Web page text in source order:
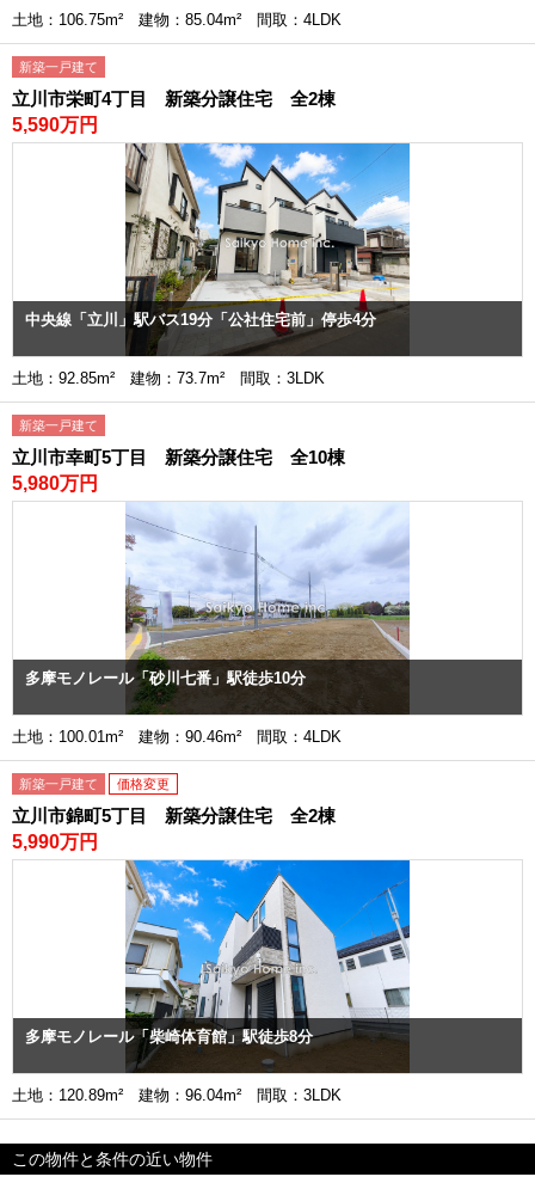
土地：106.75m² 建物：85.04m² 間取：4LDK
新築一戸建て
立川市栄町4丁目 新築分譲住宅 全2棟
5,590万円
中央線「立川」駅バス19分「公社住宅前」停歩4分
土地：92.85m² 建物：73.7m² 間取：3LDK
新築一戸建て
立川市幸町5丁目 新築分譲住宅 全10棟
5,980万円
多摩モノレール「砂川七番」駅徒歩10分
土地：100.01m² 建物：90.46m² 間取：4LDK
新築一戸建て 価格変更
立川市錦町5丁目 新築分譲住宅 全2棟
5,990万円
多摩モノレール「柴崎体育館」駅徒歩8分
土地：120.89m² 建物：96.04m² 間取：3LDK
この物件と条件の近い物件